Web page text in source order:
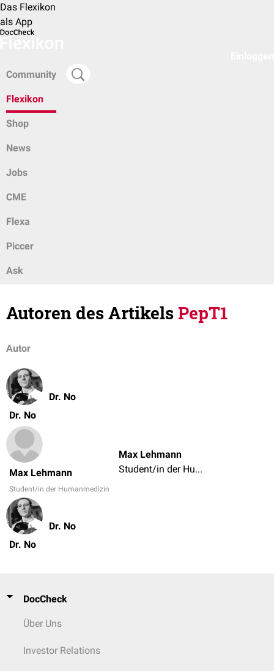
Das Flexikon
als App
Community
Flexikon
Shop
News
Jobs
CME
Flexa
Piccer
Ask
Autoren des ArtikelsPepT1
Autor
Dr. No
Dr. No
Max Lehmann
Student/in der Humanmedizin
Max Lehmann
Student/in der Humanmedizin
Dr. No
Dr. No
DocCheck
Über Uns
Investor Relations